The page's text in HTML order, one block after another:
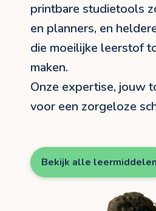
printbare studietools
en planners, en
die moeilijke leerstof
maken.
Onze expertise, jouw
voor een zorgeloze
Bekijk alle leermiddelen